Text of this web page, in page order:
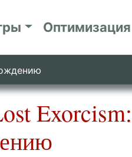
Оптимизация
Exorcism: